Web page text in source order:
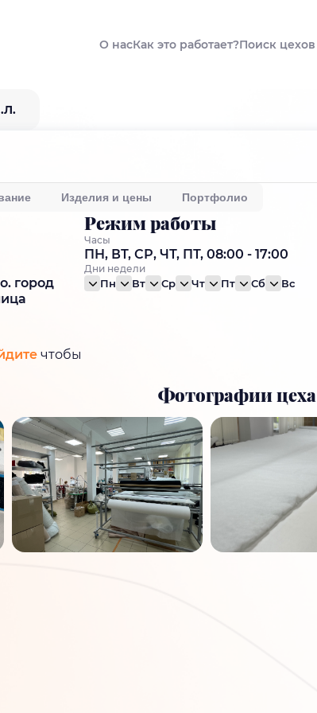
О насКак это работает?Поиск цехов
Изделия и цены Портфолио
город
Режим работы
Часы
ПН, ВТ, СР, ЧТ, ПТ, 08:00 - 17:00
Дни недели
Пн Вт Ср Чт Пт Сб Вс
чтобы
Фотографии цеха